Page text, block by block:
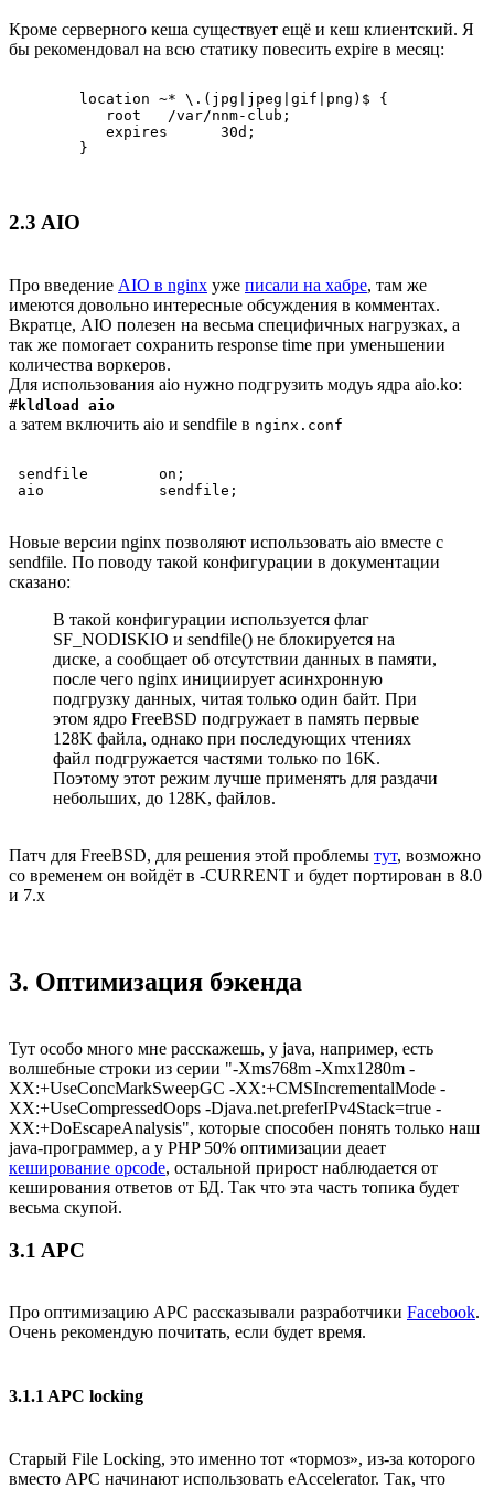
Кроме серверного кеша существует ещё и кеш клиентский. Я
бы рекомендовал на всю статику повесить expire в месяц:
        location ~* \.(jpg|jpeg|gif|png)$ {
        }
2.3 AIO
Про введение AIO в nginx уже писали на хабре, там же
имеются довольно интересные обсуждения в комментах.
Вкратце, AIO полезен на весьма специфичных нагрузках, а
так же помогает сохранить response time при уменьшении
количества воркеров.
Для использования aio нужно подгрузить модуь ядра aio.ko:
# kldload aio
а затем включить aio и sendfile в nginx.conf
sendfile        on;
aio             sendfile;
Новые версии nginx позволяют использовать aio вместе с
sendfile. По поводу такой конфигурации в документации
сказано:
В такой конфигурации используется флаг
SF_NODISKIO и sendfile() не блокируется на
диске, а сообщает об отсутствии данных в памяти,
после чего nginx инициирует асинхронную
подгрузку данных, читая только один байт. При
этом ядро FreeBSD подгружает в память первые
128K файла, однако при последующих чтениях
файл подгружается частями только по 16K.
Поэтому этот режим лучше применять для раздачи
небольших, до 128K, файлов.
Патч для FreeBSD, для решения этой проблемы тут, возможно
со временем он войдёт в -CURRENT и будет портирован в 8.0
и 7.х
3. Оптимизация бэкенда
Тут особо много мне расскажешь, у java, например, есть
волшебные строки из серии "-Xms768m -Xmx1280m -
XX:+UseConcMarkSweepGC -XX:+CMSIncrementalMode -
XX:+UseCompressedOops -Djava.net.preferIPv4Stack=true -
XX:+DoEscapeAnalysis", которые способен понять только наш
java-программер, а у PHP 50% оптимизации деает
кеширование opcode, остальной прирост наблюдается от
кеширования ответов от БД. Так что эта часть топика будет
весьма скупой.
3.1 APC
Про оптимизацию APC рассказывали разработчики Facebook.
Очень рекомендую почитать, если будет время.
3.1.1 APC locking
Старый File Locking, это именно тот «тормоз», из-за которого
вместо APC начинают использовать eAccelerator. Так, что